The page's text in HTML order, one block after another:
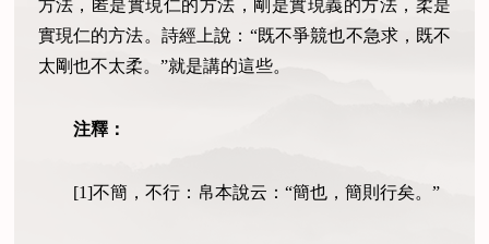
方法，匿是實現仁的方法，剛是實現義的方法，柔是
實現仁的方法。詩經上說：“既不爭競也不急求，既不
太剛也不太柔。”就是講的這些。
注釋：
[1]不簡，不行：帛本說云：“簡也，簡則行矣。”